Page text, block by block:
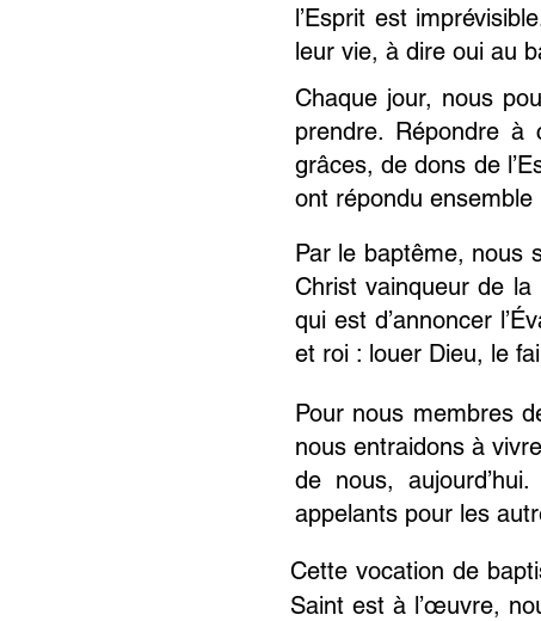
l’Esprit est
leur vie, à dire oui au
Chaque jour, nous
prendre. Répondre
grâces, de dons de
ont répondu ensemble
Par le baptême, nous
Christ vainqueur de la
qui est d’annoncer
et roi : louer Dieu, le
Pour nous membres
nous entraidons à
de nous,
appelants pour les
Cette vocation de
Saint est à l’œuvre,